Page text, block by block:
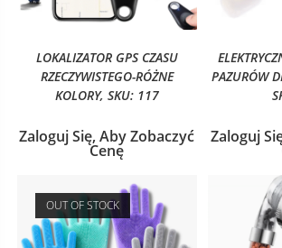
LOKALIZATOR GPS CZASU
RZECZYWISTEGO-RÓŻNE
KOLORY, SKU: 117
Zaloguj Się, Aby Zobaczyć
Cenę
PAZURÓW
Zaloguj
OUT OF STOCK